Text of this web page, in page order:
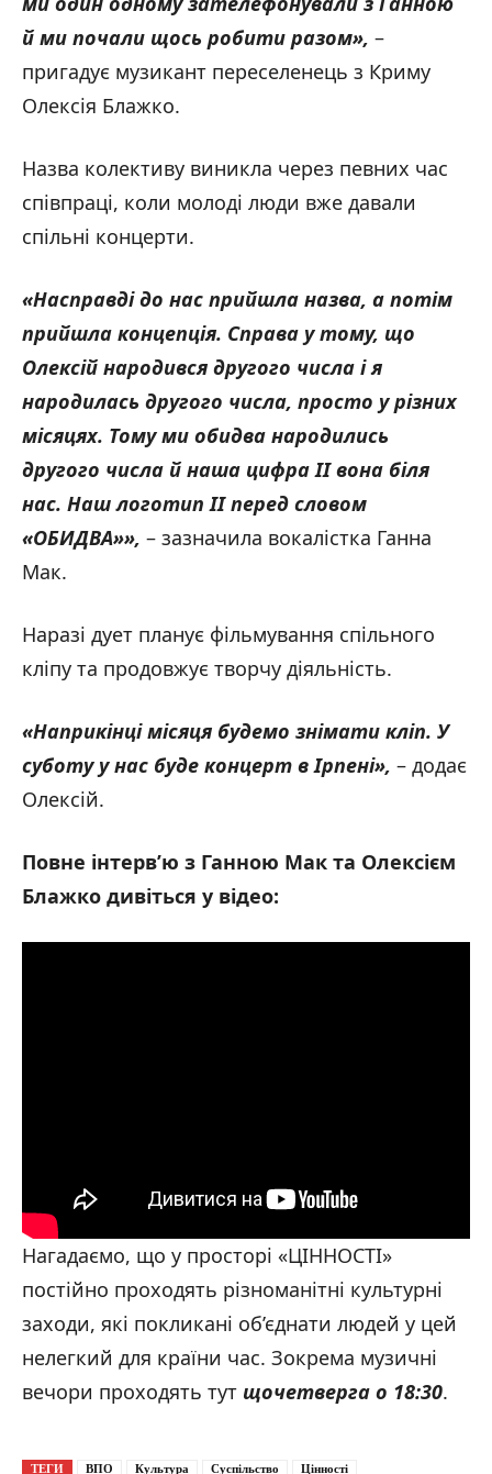
й ми почали щось робити разом», –
пригадує музикант переселенець з Криму
Олексія Блажко.
Назва колективу виникла через певних час
співпраці, коли молоді люди вже давали
спільні концерти.
«Насправді до нас прийшла назва, а потім
прийшла концепція. Справа у тому, що
Олексій народився другого числа і я
народилась другого числа, просто у різних
місяцях. Тому ми обидва народились
другого числа й наша цифраIIвона біля
нас. Наш логотипII перед словом
«ОБИДВА»», – зазначила вокалістка Ганна
Мак.
Наразі дует планує фільмування спільного
кліпу та продовжує творчу діяльність.
«Наприкінці місяця будемо знімати кліп. У
суботу у нас буде концерт в Ірпені», – додає
Олексій.
Повне інтерв’ю з Ганною Мак та Олексієм
Блажко дивіться у відео:
Нагадаємо, що у просторі «ЦІННОСТІ»
постійно проходять різноманітні культурні
заходи, які покликані об’єднати людей у цей
нелегкий для країни час. Зокрема музичні
вечори проходять тут щочетверга о 18:30.
ТЕГИ ВПО Культура Суспільство Цінності